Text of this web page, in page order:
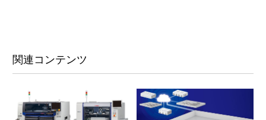
関連コンテンツ